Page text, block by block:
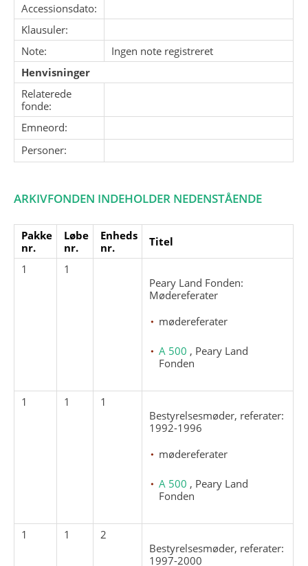
Accessionsdato:
Klausuler:
Note:
Ingen note registreret
Henvisninger
Relaterede
fonde:
Emneord:
Personer:
ARKIVFONDEN INDEHOLDER NEDENSTÅENDE
Pakke
nr.
Løbe
nr.
Enheds
nr.
Titel
1
1
Peary Land Fonden:
Mødereferater
mødereferater
A 500 , Peary Land
Fonden
1 1
1
Bestyrelsesmøder, referater:
1992-1996
mødereferater
A 500 , Peary Land
Fonden
1 1
2
Bestyrelsesmøder, referater:
1997-2000